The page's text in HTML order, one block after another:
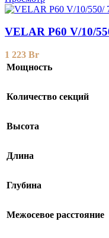
VELAR P60 V/10/
1 223 Br
Мощность
Количество секций
Высота
Длина
Глубина
Межосевое расстояние